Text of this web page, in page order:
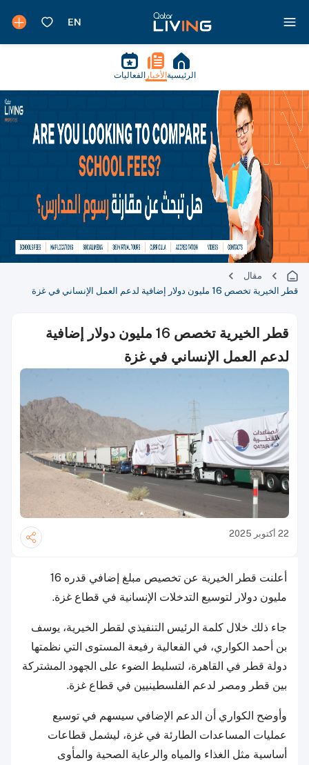
الرئيسية الأخبار الفعاليات
مقال
قطر الخيرية تخصص 16 مليون دولار إضافية لدعم العمل الإنساني في غزة
قطر الخيرية تخصص 16 مليون دولار إضافية
لدعم العمل الإنساني في غزة
22 أكتوبر 2025
أعلنت قطر الخيرية عن تخصيص مبلغ إضافي قدره 16
مليون دولار لتوسيع التدخلات الإنسانية في قطاع غزة.
جاء ذلك خلال كلمة الرئيس التنفيذي لقطر الخيرية، يوسف
بن أحمد الكواري، في الفعالية رفيعة المستوى التي نظمتها
دولة قطر في القاهرة، لتسليط الضوء على الجهود المشتركة
بين قطر ومصر لدعم الفلسطينيين في قطاع غزة.
وأوضح الكواري أن الدعم الإضافي سيسهم في توسيع
عمليات المساعدات الطارئة في غزة، ليشمل قطاعات
أساسية مثل الغذاء والمياه والرعاية الصحية والمأوى